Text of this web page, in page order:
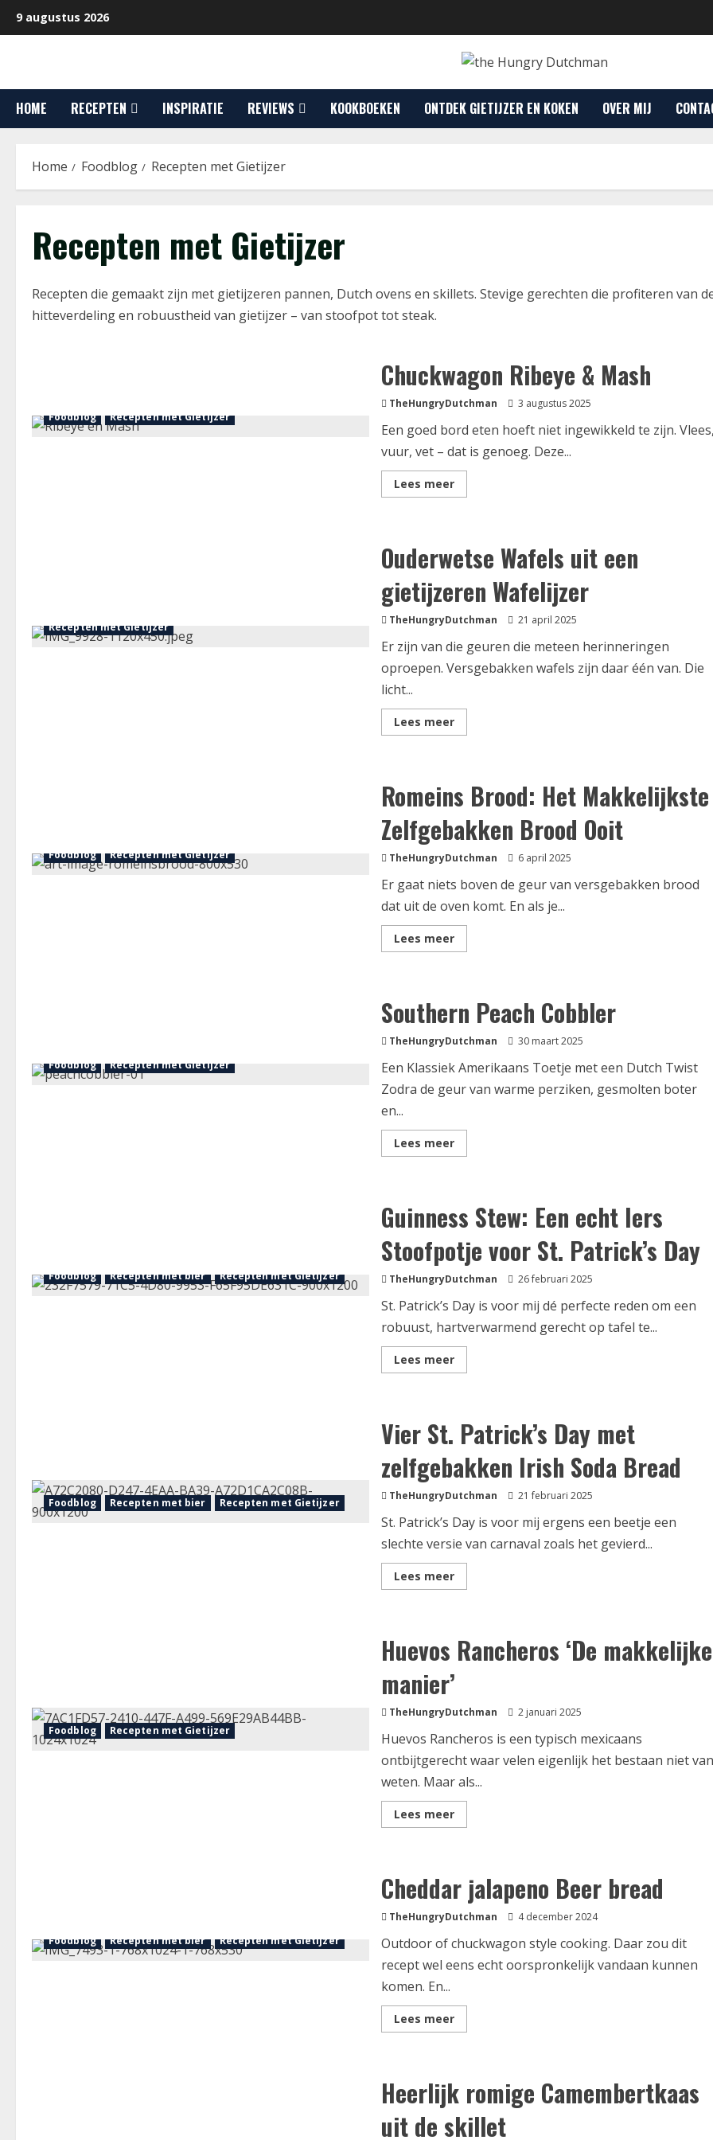
naar
9 augustus 2026
HOME RECEPTEN INSPIRATIE REVIEWS KOOKBOEKEN ONTDEK GIETIJZER EN KOKEN OVER MIJ
Home Foodblog Recepten met Gietijzer
Recepten met Gietijzer
Recepten die gemaakt zijn met gietijzeren pannen, Dutch ovens en skillets. Stevige gerechten die profiteren van
hitteverdeling en robuustheid van gietijzer – van stoofpot tot steak.
Foodblog Recepten met Gietijzer
Chuckwagon Ribeye & Mash
TheHungryDutchman 3 augustus 2025
Een goed bord eten hoeft niet ingewikkeld te zijn.
vuur, vet – dat is genoeg. Deze...
Lees meerLees
meer
Mash
Recepten met Gietijzer
Ouderwetse Wafels uit een
gietijzeren Wafelijzer
TheHungryDutchman 21 april 2025
Er zijn van die geuren die meteen herinneringen
oproepen. Versgebakken wafels zijn daar één van. Die
licht...
Lees meerLees
meer
een
gietijzeren
Wafelijzer
Foodblog Recepten met Gietijzer
Romeins Brood: Het Makkelijkste
Zelfgebakken Brood Ooit
TheHungryDutchman 6 april 2025
Er gaat niets boven de geur van versgebakken brood
dat uit de oven komt. En als je...
Lees meerLees
meer
Makkelijkste
Zelfgebakken
Brood
Ooit
Foodblog Recepten met Gietijzer
Southern Peach Cobbler
TheHungryDutchman 30 maart 2025
Een Klassiek Amerikaans Toetje met een Dutch Twist
Zodra de geur van warme perziken, gesmolten boter
en...
Lees meerLees
meer
Foodblog Recepten met bier Recepten met Gietijzer
Guinness Stew: Een echt Iers
Stoofpotje voor St. Patrick’s Day
TheHungryDutchman 26 februari 2025
St. Patrick’s Day is voor mij dé perfecte reden om een
robuust, hartverwarmend gerecht op tafel te...
Lees meerLees
meer
echt
Iers
Stoofpotje
voor
St.
Patrick’s
Day
Foodblog Recepten met bier Recepten met Gietijzer
Vier St. Patrick’s Day met
zelfgebakken Irish Soda Bread
TheHungryDutchman 21 februari 2025
St. Patrick’s Day is voor mij ergens een beetje een
slechte versie van carnaval zoals het gevierd...
Lees meerLees
meer
Day
met
zelfgebakken
Irish
Foodblog Recepten met Gietijzer
Huevos Rancheros ‘De makkelijke
manier’
TheHungryDutchman 2 januari 2025
Huevos Rancheros is een typisch mexicaans
ontbijtgerecht waar velen eigenlijk het bestaan niet van
weten. Maar als...
Lees meerLees
meer
makkelijke
manier’
Foodblog Recepten met bier Recepten met Gietijzer
Cheddar jalapeno Beer bread
TheHungryDutchman 4 december 2024
Outdoor of chuckwagon style cooking. Daar zou dit
recept wel eens echt oorspronkelijk vandaan kunnen
komen. En...
Lees meerLees
meer
Heerlijk romige Camembertkaas
uit de skillet